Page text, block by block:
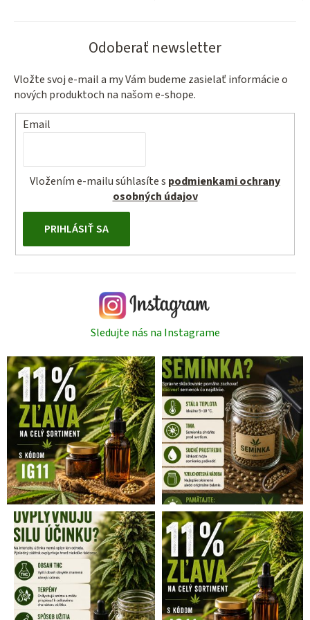
Odoberať newsletter
Vložte svoj e-mail a my Vám budeme zasielať informácie o
nových produktoch na našom e-shope.
Email
Vložením e-mailu súhlasíte s podmienkami ochrany
osobných údajov
PRIHLÁSIŤ SA
Sledujte nás na Instagrame